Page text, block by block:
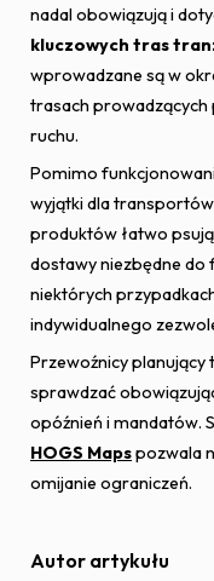
nadal obowiązują i
kluczowych tras
wprowadzane są w
trasach prowadzących
ruchu.
Pomimo
wyjątki dla
produktów łatwo
dostawy niezbędne
niektórych
indywidualnego
Przewoźnicy planujący
sprawdzać
opóźnień i mandatów.
HOGS Mapspozwala
omijanie ograniczeń.
Autor artykułu